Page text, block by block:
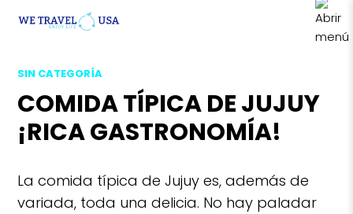
SIN CATEGORÍA
COMIDA TÍPICA DE JUJUY
¡RICA GASTRONOMÍA!
La comida típica de Jujuy es, además de
variada, toda una delicia. No hay paladar